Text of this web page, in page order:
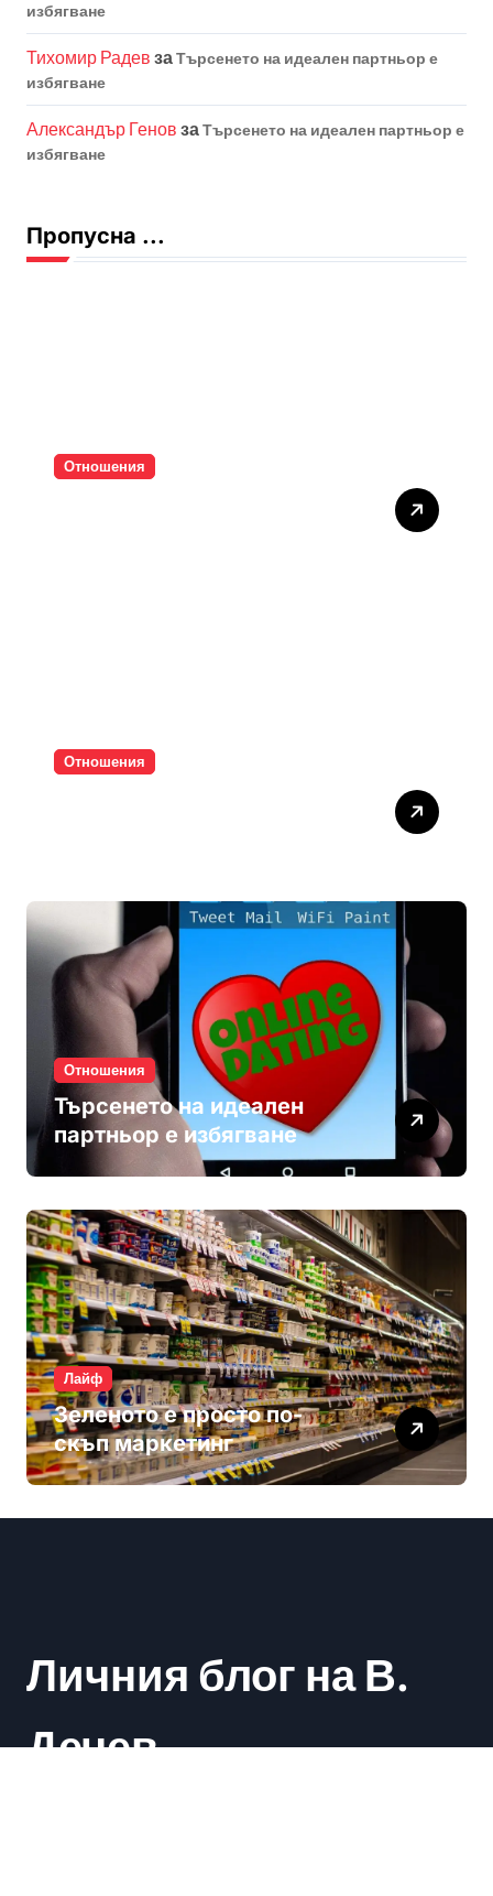
избягване
Тихомир Радев заТърсенето на идеален партньор е
избягване
Александър Генов заТърсенето на идеален партньор е
избягване
Пропусна ...
Отношения
Отношения
Отношения
Търсенето на идеален
партньор е избягване
Лайф
Зеленото е просто по-
скъп маркетинг
Личния блог на В.
Дечев